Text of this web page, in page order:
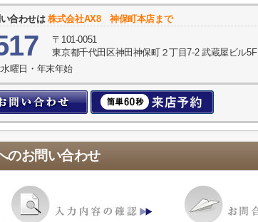
合わせは株式会社AX8 神保町本店まで
〒101-0051
東京都千代田区神田神保町２丁目7-2 武蔵屋ビル5F
曜日・年末年始
のお問い合わせ